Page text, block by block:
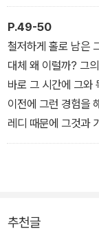
일뿐이었다. 사람들
를 빼고는 그 존재를
다.
P.49-50
철저하게 홀로 남은
대체 왜 이럴까? 그
바로 그 시간에 그와
이전에 그런 경험을
레디 때문에 그것과
랐다. 디켈레디는 단
마음속에서 금맥을
추천글